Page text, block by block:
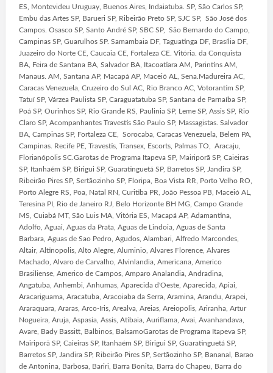
ES, Montevideu Uruguay, Buenos Aires, Indaiatuba. SP, São Carlos SP,
Embu das Artes SP, Barueri SP, Ribeirão Preto SP, SJC SP, São José dos
Campos. Osasco SP, Santo André SP, SBC SP, São Bernardo do Campo,
Campinas SP, Guarulhos SP. Samambaia DF, Taguatinga DF, Brasília DF,
Juazeiro do Norte CE, Caucaia CE, Fortaleza CE. Vitória. da Conquista
BA, Feira de Santana BA, Salvador BA, Itacoatiara AM, Parintins AM,
Manaus. AM, Santana AP, Macapá AP, Maceió AL, Sena.Madureira AC,
Caracas Venezuela, Cruzeiro do Sul AC, Rio Branco AC, Votorantim SP,
Tatuí SP, Várzea Paulista SP, Caraguatatuba SP, Santana de Parnaíba SP,
Poá SP, Ourinhos SP, Rio Grande RS, Paulinia SP, Leme SP, Assis SP, Rio
Claro SP, Acompanhantes Travestis São Paulo SP, Massagistas. Salvador
BA, Campinas SP, Fortaleza CE, Sorocaba, Caracas Venezuela, Belem PA,
Campinas. Recife PE, Travestis, Transex, Escorts, Palmas TO, Aracaju,
Florianópolis SC.Garotas de Programa Itapeva SP, Mairiporã SP, Caieiras
SP, Itanhaém SP, Birigui SP, Guaratinguetá SP, Barretos SP, Jandira SP,
Ribeirão Pires SP, Sertãozinho SP, Floripa, Boa Vista RR, Porto Velho RO,
Porto Alegre RS, Poa, Natal RN, Curitiba PR, João Pessoa PB, Maceió AL,
Teresina PI, Rio de Janeiro RJ, Belo Horizonte BH MG, Campo Grande
MS, Cuiabá MT, São Luis MA, Vitória ES, Macapá AP, Adamantina,
Adolfo, Aguai, Aguas da Prata, Aguas de Lindoia, Aguas de Santa
Barbara, Aguas de Sao Pedro, Agudos, Alambari, Alfredo Marcondes,
Altair, Altinopolis, Alto Alegre, Aluminio, Alvares Florence, Alvares
Machado, Alvaro de Carvalho, Alvinlandia, Americana, Americo
Brasiliense, Americo de Campos, Amparo Analandia, Andradina,
Angatuba, Anhembi, Anhumas, Aparecida d'Oeste, Aparecida, Apiai,
Aracariguama, Aracatuba, Aracoiaba da Serra, Aramina, Arandu, Arapei,
Araraquara, Araras, Arco-Iris, Arealva, Areias, Areiopolis, Ariranha, Artur
Nogueira, Aruja, Aspasia, Assis, Atibaia, Auriflama, Avai, Avanhandava,
Avare, Bady Bassitt, Balbinos, BalsamoGarotas de Programa Itapeva SP,
Mairiporã SP, Caieiras SP, Itanhaém SP, Birigui SP, Guaratinguetá SP,
Barretos SP, Jandira SP, Ribeirão Pires SP, Sertãozinho SP, Bananal, Barao
de Antonina, Barbosa, Bariri, Barra Bonita, Barra do Chapeu, Barra do